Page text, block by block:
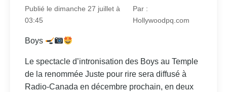
Publié le dimanche 27 juillet à
03:45
Par :
Hollywoodpq.com
Boys
Le spectacle d’intronisation des Boys au Temple
de la renommée Juste pour rire sera diffusé à
Radio-Canada en décembre prochain, en deux